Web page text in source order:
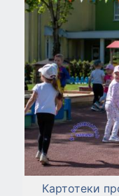
Картотеки